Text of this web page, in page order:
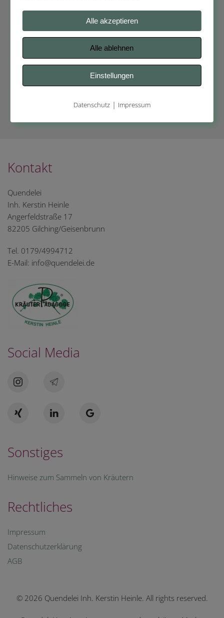
25. Oktober 2025 / 14:00 – ca. 17:30 Uhr
Photostudio REIK, Weßling
Herstellung von festem Shampoo, Haarkur,
Spitzenfluid, Kopfhautspray
Kontakt
Quendelei
Inh. Kerstin Heinle
Angerfeldstraße 17
82205 Gilching/Geisenbrunn
Tel. 0179/4994712
E-Mail: info@quendelei.de
Social Media
Sonstiges
Hinweise zum Sammeln von Kräutern
Rechtliches
Impressum
Datenschutzerklärung
AGB
© 2026 Quendelei Inh. Kerstin Heinle. All rights reserved.
Alle akzeptieren
Alle ablehnen
Einstellungen
Datenschutz| Impressum